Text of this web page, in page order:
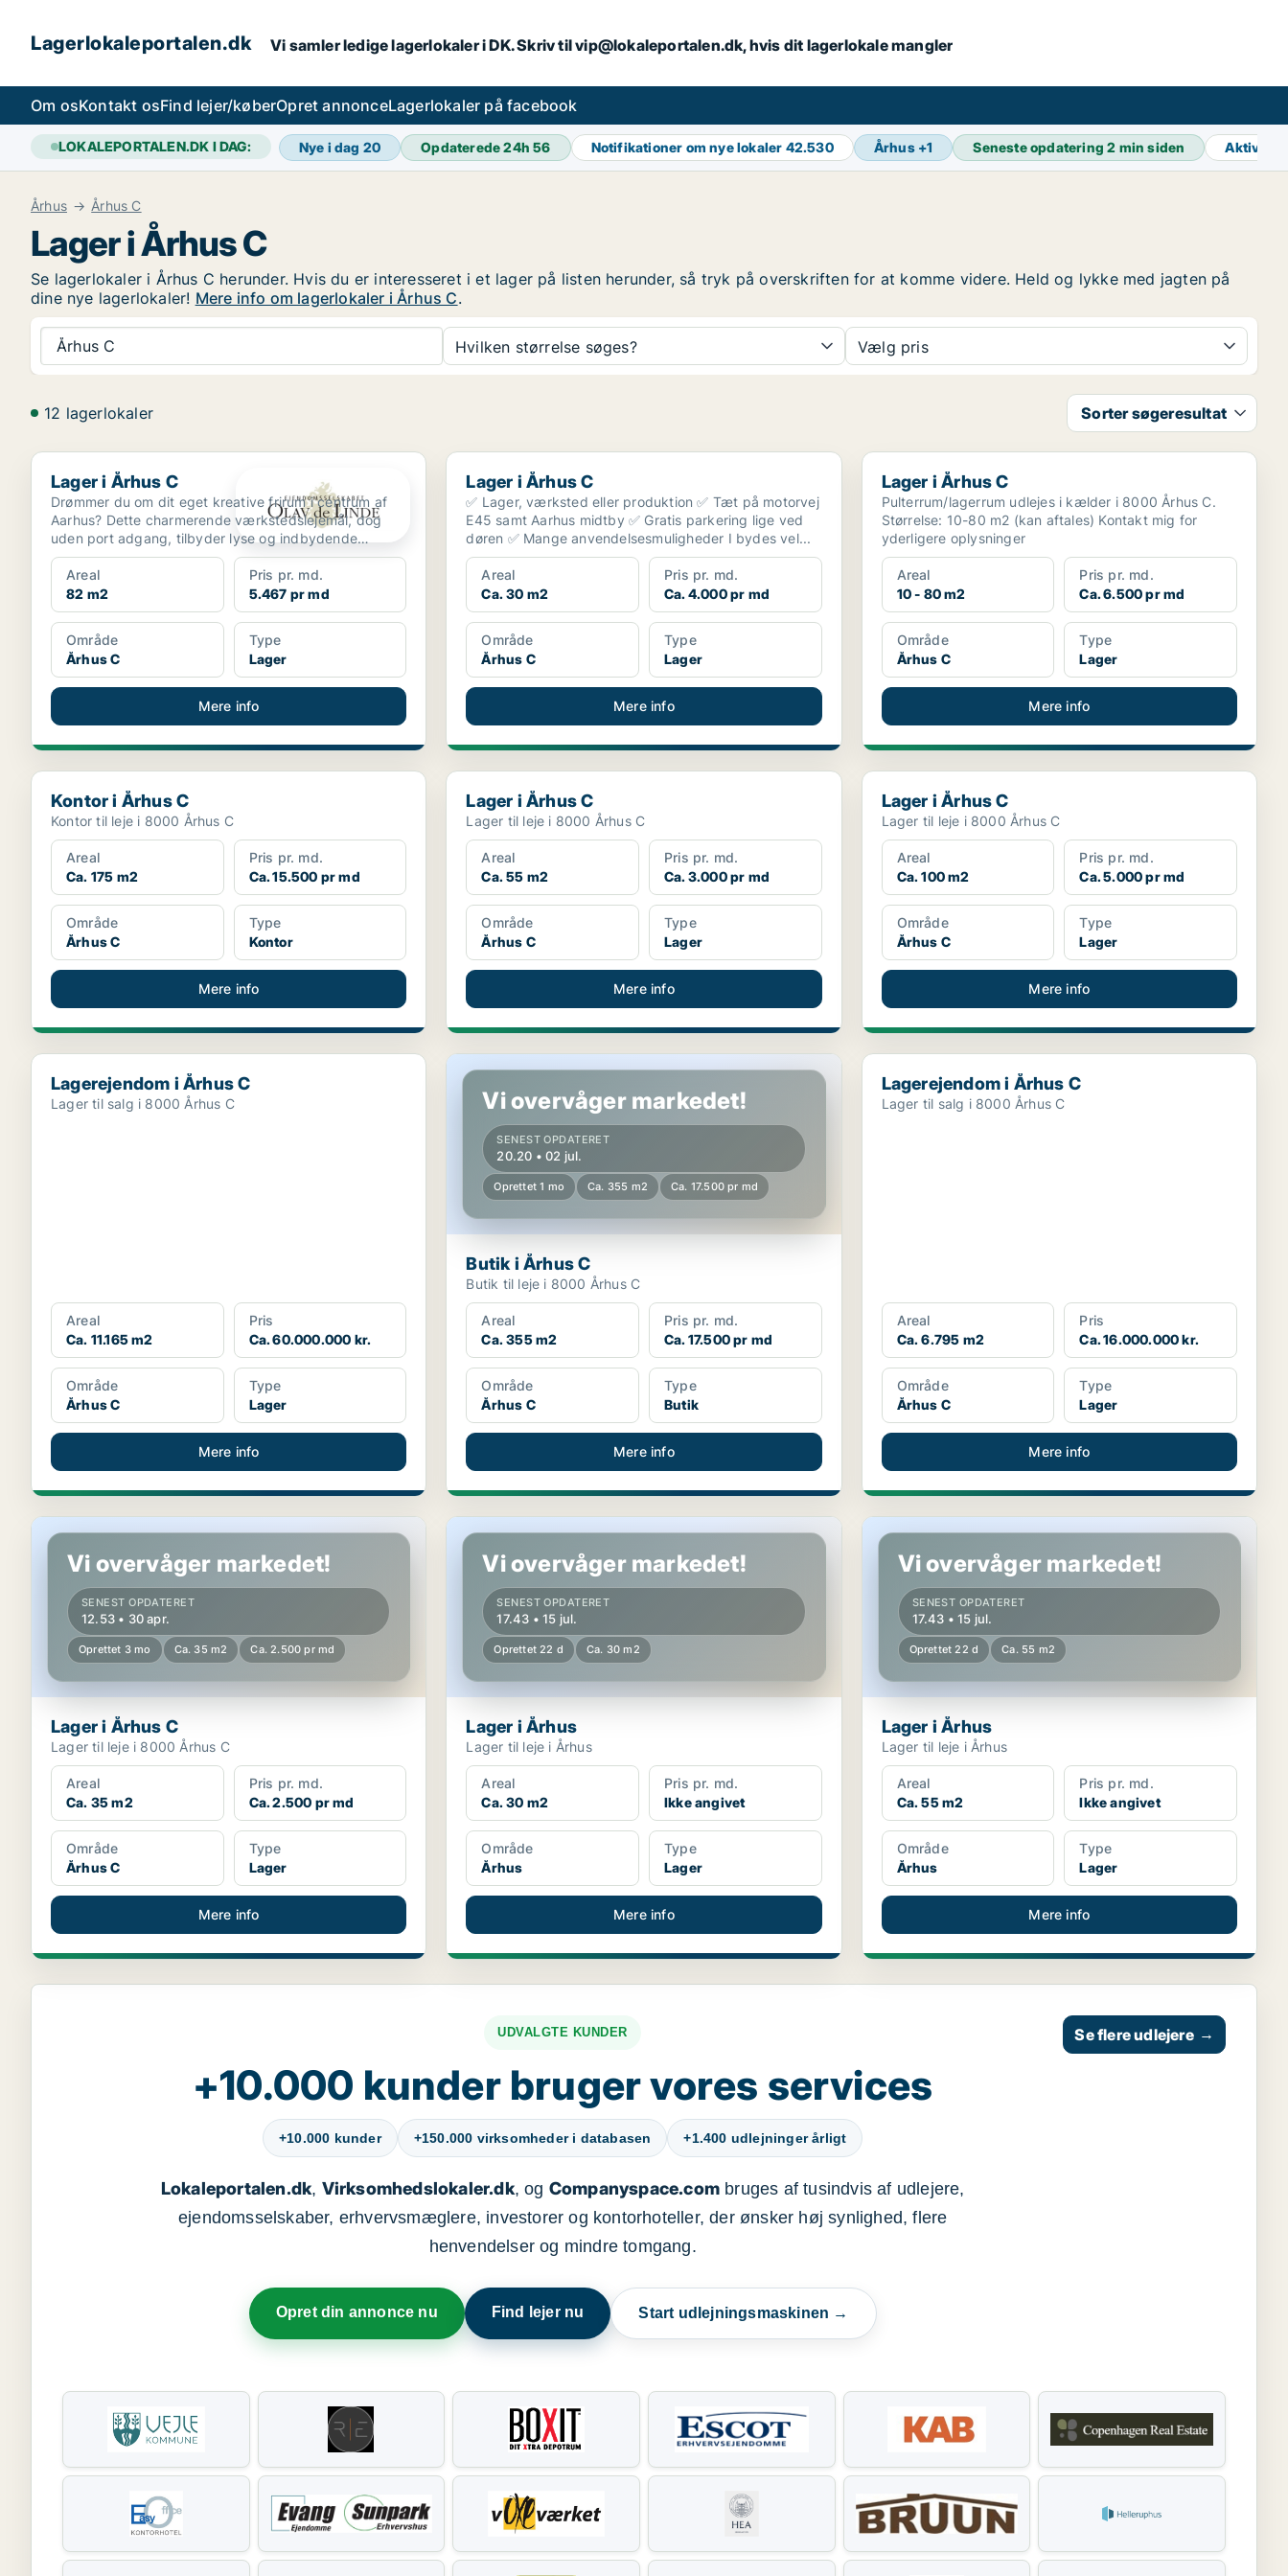
Lagerlokaleportalen.dk Vi samler ledige lagerlokaler i DK. Skriv til vip@lokaleportalen.dk, hvis dit lagerlokale mangler
Om osKontakt osFind lejer/køberOpret annonceLagerlokaler på facebook
LOKALEPORTALEN.DK I DAG: Nye i dag 20 Opdaterede 24h56 Notifikationer om nye lokaler 42.530 Århus+1 Seneste opdatering2 min siden Aktive
Århus Århus C
Lager i Århus C
Se lagerlokaler i Århus C herunder. Hvis du er interesseret i et lager på listen herunder, så tryk på overskriften for at komme videre. Held og lykke med jagten på
dine nye lagerlokaler! Mere info om lagerlokaler i Århus C.
Århus C Hvilken størrelse søges? Vælg pris
12 lagerlokaler Sorter søgeresultat
Lager i Århus C
Lager i Århus C
Drømmer du om dit eget kreative frirum i centrum af
Aarhus? Dette charmerende værkstedslejemål, dog
uden port adgang, tilbyder lyse og indbydende
rammer som ...
Areal
82 m2
Pris pr. md.
5.467 pr md
Område
Århus C
Type
Lager
Mere info
Lager i Århus C
Lager i Århus C
✅ Lager, værksted eller produktion ✅ Tæt på motorvej
E45 samt Aarhus midtby ✅ Gratis parkering lige ved
døren ✅ Mange anvendelsesmuligheder I bydes vel...
Areal
Ca. 30 m2
Pris pr. md.
Ca. 4.000 pr md
Område
Århus C
Type
Lager
Mere info
Lager i Århus C
Lager i Århus C
Pulterrum/lagerrum udlejes i kælder i 8000 Århus C.
Størrelse: 10-80 m2 (kan aftales) Kontakt mig for
yderligere oplysninger
Areal
10 - 80 m2
Pris pr. md.
Ca. 6.500 pr md
Område
Århus C
Type
Lager
Mere info
Kontor i Århus C
Kontor i Århus C
Kontor til leje i 8000 Århus C
Areal
Ca. 175 m2
Pris pr. md.
Ca. 15.500 pr md
Område
Århus C
Type
Kontor
Mere info
Lager i Århus C
Lager i Århus C
Lager til leje i 8000 Århus C
Areal
Ca. 55 m2
Pris pr. md.
Ca. 3.000 pr md
Område
Århus C
Type
Lager
Mere info
Lager i Århus C
Lager i Århus C
Lager til leje i 8000 Århus C
Areal
Ca. 100 m2
Pris pr. md.
Ca. 5.000 pr md
Område
Århus C
Type
Lager
Mere info
Lagerejendom i Århus C
Lagerejendom i Århus C
Lager til salg i 8000 Århus C
Areal
Ca. 11.165 m2
Pris
Ca. 60.000.000 kr.
Område
Århus C
Type
Lager
Mere info
Butik i Århus C
Vi overvåger markedet!
SENEST OPDATERET
20.20 • 02 jul.
Oprettet 1 mo Ca. 355 m2 Ca. 17.500 pr md
Butik i Århus C
Butik til leje i 8000 Århus C
Areal
Ca. 355 m2
Pris pr. md.
Ca. 17.500 pr md
Område
Århus C
Type
Butik
Mere info
Lagerejendom i Århus C
Lagerejendom i Århus C
Lager til salg i 8000 Århus C
Areal
Ca. 6.795 m2
Pris
Ca. 16.000.000 kr.
Område
Århus C
Type
Lager
Mere info
Lager i Århus C
Vi overvåger markedet!
SENEST OPDATERET
12.53 • 30 apr.
Oprettet 3 mo Ca. 35 m2 Ca. 2.500 pr md
Lager i Århus C
Lager til leje i 8000 Århus C
Areal
Ca. 35 m2
Pris pr. md.
Ca. 2.500 pr md
Område
Århus C
Type
Lager
Mere info
Lager i Århus
Vi overvåger markedet!
SENEST OPDATERET
17.43 • 15 jul.
Oprettet 22 d Ca. 30 m2
Lager i Århus
Lager til leje i Århus
Areal
Ca. 30 m2
Pris pr. md.
Ikke angivet
Område
Århus
Type
Lager
Mere info
Lager i Århus
Vi overvåger markedet!
SENEST OPDATERET
17.43 • 15 jul.
Oprettet 22 d Ca. 55 m2
Lager i Århus
Lager til leje i Århus
Areal
Ca. 55 m2
Pris pr. md.
Ikke angivet
Område
Århus
Type
Lager
Mere info
UDVALGTE KUNDER
+10.000 kunder bruger vores services
+10.000 kunder +150.000 virksomheder i databasen +1.400 udlejninger årligt
Lokaleportalen.dk, Virksomhedslokaler.dk, og Companyspace.combruges af tusindvis af udlejere,
ejendomsselskaber, erhvervsmæglere, investorer og kontorhoteller, der ønsker høj synlighed, flere
henvendelser og mindre tomgang.
Opret din annonce nu Find lejer nu Start udlejningsmaskinen →
Se flere udlejere →